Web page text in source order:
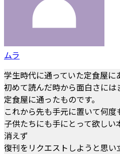
ムラ
学生時代に通っていた定食屋に
初めて読んだ時から面白さに
定食屋に通ったものです。
これから先も手元に置いて何
子供たちにも手にとって欲し
消えず
復刊をリクエストしようと思い